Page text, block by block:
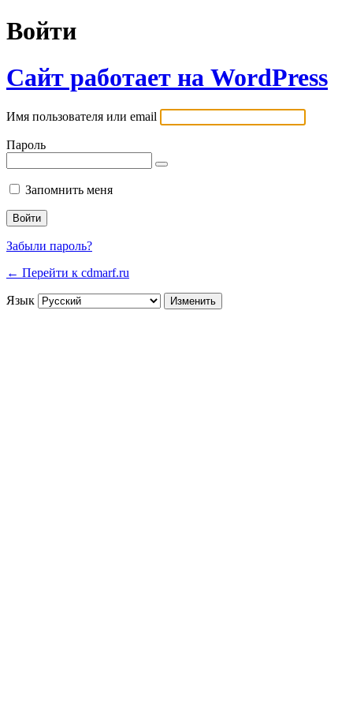
Войти
Сайт работает на WordPress
Имя пользователя или email
Пароль
Запомнить меня
Забыли пароль?
← Перейти к cdmarf.ru
Язык